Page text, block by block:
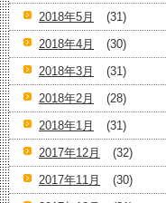
2018年5月
(31)
2018年4月
(30)
2018年3月
(31)
2018年2月
(28)
2018年1月
(31)
2017年12月
(32)
2017年11月
(30)